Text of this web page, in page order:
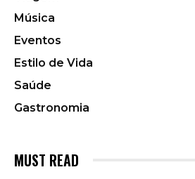
Música
Eventos
Estilo de Vida
Saúde
Gastronomia
MUST READ